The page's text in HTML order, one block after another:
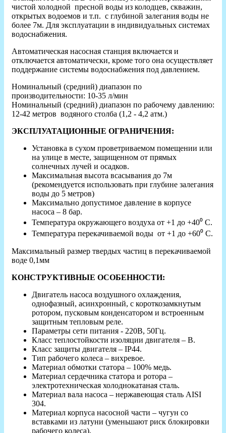
чистой холодной пресной воды из колодцев, скважин,
открытых водоемов и т.п. с глубиной залегания воды не
более 7м. Для эксплуатации в индивидуальных системах
водоснабжения.
Автоматическая насосная станция включается и
отключается автоматически, кроме того она осуществляет
поддержание системы водоснабжения под давлением.
Номинальный (средний) диапазон по
производительности: 10-35 л/мин
Номинальный (средний) диапазон по рабочему давлению:
12-42 метров водяного столба (1,2 - 4,2 атм.)
ЭКСПЛУАТАЦИОННЫЕ ОГРАНИЧЕНИЯ:
Установка в сухом проветриваемом помещении или
на улице в месте, защищенном от прямых
солнечных лучей и осадков.
Максимальная высота всасывания до 7м
(рекомендуется использовать при глубине залегания
воды до 5 метров)
Максимально допустимое давление в корпусе
насоса – 8 бар.
Температура окружающего воздуха от +1 до +40⁰ С.
Температура перекачиваемой воды от +1 до +60⁰ С.
Максимальный размер твердых частиц в перекачиваемой
воде 0,1мм
КОНСТРУКТИВНЫЕ ОСОБЕННОСТИ:
Двигатель насоса воздушного охлаждения,
однофазный, асинхронный, с короткозамкнутым
ротором, пусковым конденсатором и встроенным
защитным тепловым реле.
Параметры сети питания - 220В, 50Гц.
Класс теплостойкости изоляции двигателя – В.
Класс защиты двигателя – IP44.
Тип рабочего колеса – вихревое.
Материал обмотки статора – 100% медь.
Материал сердечника статора и ротора –
электротехническая холоднокатаная сталь.
Материал вала насоса – нержавеющая сталь AISI
304.
Материал корпуса насосной части – чугун со
вставками из латуни (уменьшают риск блокировки
рабочего колеса).